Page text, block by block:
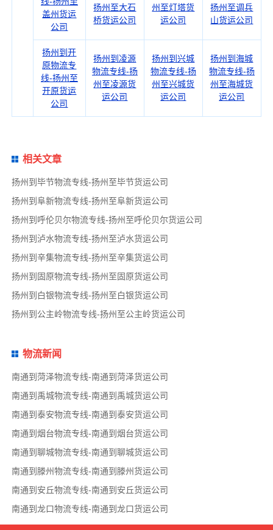
盖州货运
公司
扬州至大石
桥货运公司
州至灯塔货
运公司
扬州至调兵
山货运公司
扬州到开
原物流专
线-扬州至
开原货运
公司
扬州到凌源
物流专线-扬
州至凌源货
运公司
扬州到兴城
物流专线-扬
州至兴城货
运公司
扬州到海城
物流专线-扬
州至海城货
运公司
相关文章
扬州到毕节物流专线-扬州至毕节货运公司
扬州到阜新物流专线-扬州至阜新货运公司
扬州到呼伦贝尔物流专线-扬州至呼伦贝尔货运公司
扬州到泸水物流专线-扬州至泸水货运公司
扬州到辛集物流专线-扬州至辛集货运公司
扬州到固原物流专线-扬州至固原货运公司
扬州到白银物流专线-扬州至白银货运公司
扬州到公主岭物流专线-扬州至公主岭货运公司
物流新闻
南通到菏泽物流专线-南通到菏泽货运公司
南通到禹城物流专线-南通到禹城货运公司
南通到泰安物流专线-南通到泰安货运公司
南通到烟台物流专线-南通到烟台货运公司
南通到聊城物流专线-南通到聊城货运公司
南通到滕州物流专线-南通到滕州货运公司
南通到安丘物流专线-南通到安丘货运公司
南通到龙口物流专线-南通到龙口货运公司